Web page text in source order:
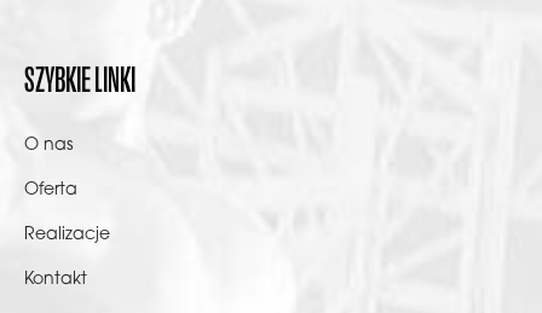
SZYBKIE LINKI
O nas
Oferta
Realizacje
Kontakt